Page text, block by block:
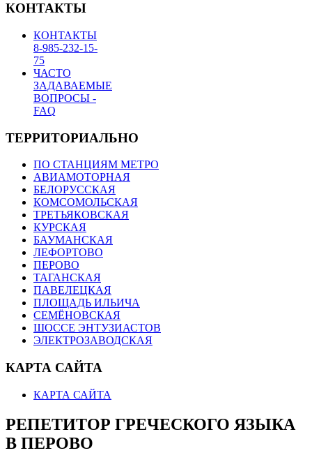
КОНТАКТЫ
КОНТАКТЫ
8-985-232-15-
75
ЧАСТО
ЗАДАВАЕМЫЕ
ВОПРОСЫ -
FAQ
ТЕРРИТОРИАЛЬНО
ПО СТАНЦИЯМ МЕТРО
АВИАМОТОРНАЯ
БЕЛОРУССКАЯ
КОМСОМОЛЬСКАЯ
ТРЕТЬЯКОВСКАЯ
КУРСКАЯ
БАУМАНСКАЯ
ЛЕФОРТОВО
ПЕРОВО
ТАГАНСКАЯ
ПАВЕЛЕЦКАЯ
ПЛОЩАДЬ ИЛЬИЧА
СЕМЁНОВСКАЯ
ШОССЕ ЭНТУЗИАСТОВ
ЭЛЕКТРОЗАВОДСКАЯ
КАРТА САЙТА
КАРТА САЙТА
РЕПЕТИТОР ГРЕЧЕСКОГО ЯЗЫКА
В ПЕРОВО